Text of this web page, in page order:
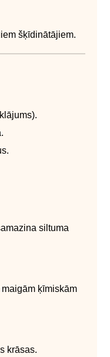
šķīdinātājiem.
siltuma
ķīmiskām
krāsas.